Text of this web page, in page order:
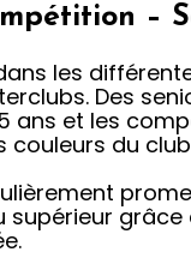
–
les
Des
ans et les
couleurs du
supérieur grâce